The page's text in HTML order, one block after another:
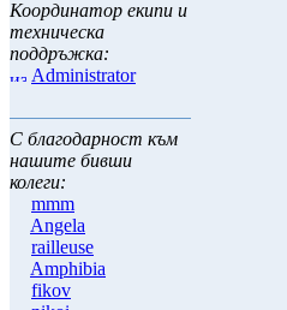
Координатор екипи и
техническа
поддръжка:
Administrator
С благодарност към
нашите бивши
колеги:
mmm
Angela
railleuse
Amphibia
fikov